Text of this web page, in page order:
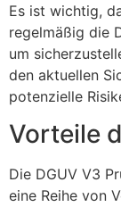
Es ist wichtig,
regelmäßig die
um
den aktuellen
potenzielle
Vorteile
Die DGUV V3
eine Reihe von